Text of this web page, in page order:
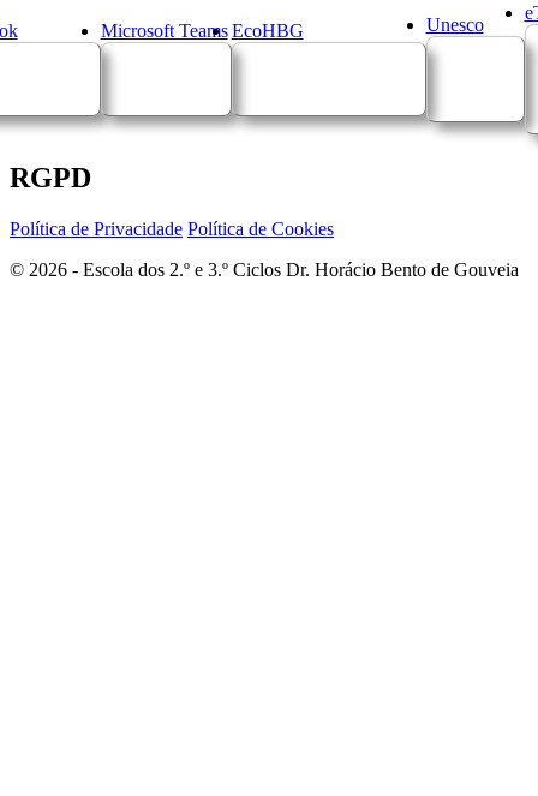
Microsoft Teams EcoHBG Unesco
RGPD
Política de Privacidade Política de Cookies
© 2026 - Escola dos 2.º e 3.º Ciclos Dr. Horácio Bento de Gouveia